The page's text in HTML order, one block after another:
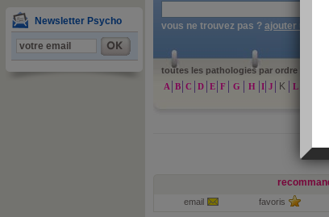
Newsletter Psycho vous ne trouvez pas ? ajouter une
toutes les pathologies par ordre
A B C D E F G H I J K L
email favoris